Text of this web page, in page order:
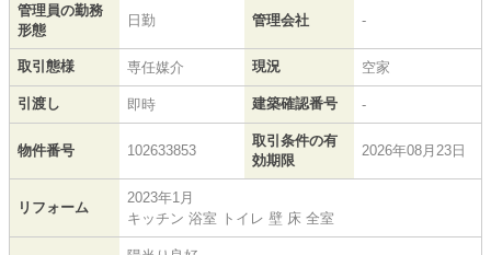
管理員の勤務
形態
日勤 管理会社 -
取引態様 専任媒介 現況 空家
引渡し 即時 建築確認番号 -
物件番号 102633853
取引条件の有
効期限
2026年08月23日
リフォーム
2023年1月
キッチン 浴室 トイレ 壁 床 全室